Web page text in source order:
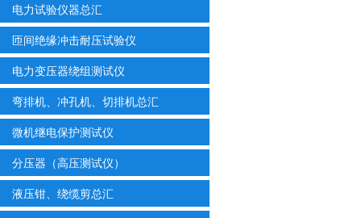
电力试验仪器总汇
匝间绝缘冲击耐压试验仪
电力变压器绕组测试仪
弯排机、冲孔机、切排机总汇
微机继电保护测试仪
分压器（高压测试仪）
液压钳、绕缆剪总汇